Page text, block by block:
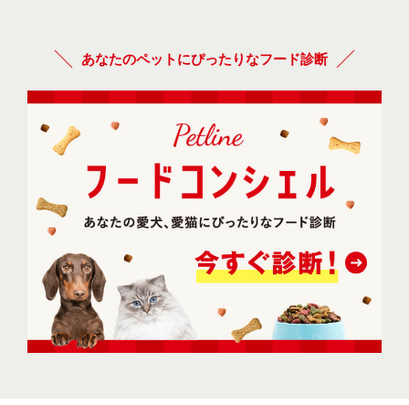
あなたのペットにぴったりなフード診断